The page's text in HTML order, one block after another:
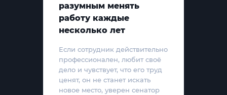
разумным менять
работу каждые
несколько лет
Если сотрудник действительно
профессионален, любит своё
дело и чувствует, что его труд
ценят, он не станет искать
новое место, уверен сенатор